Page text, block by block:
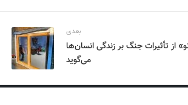
بعدی
از تأثیرات جنگ بر زندگی انسان‌ها
می‌گوید